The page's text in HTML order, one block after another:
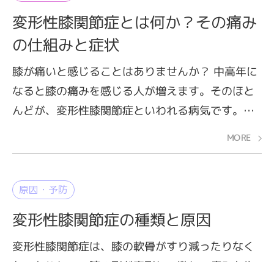
変形性膝関節症とは何か？その痛み
の仕組みと症状
膝が痛いと感じることはありませんか？ 中高年に
なると膝の痛みを感じる人が増えます。そのほと
んどが、変形性膝関節症といわれる病気です。変
形性膝関節症とはどのような病気で、どのような
症状が起こるのでしょうか。変形性膝関節症の症
行していくのが特徴です。変形性膝関節症の症状
について、段階を追って解説します。
MORE
原因・予防
変形性膝関節症の種類と原因
変形性膝関節症は、膝の軟骨がすり減ったりなく